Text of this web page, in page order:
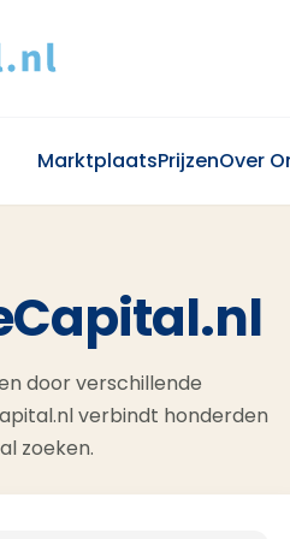
MarktplaatsPrijzenOver
door verschillende
verbindt honderden
zoeken.